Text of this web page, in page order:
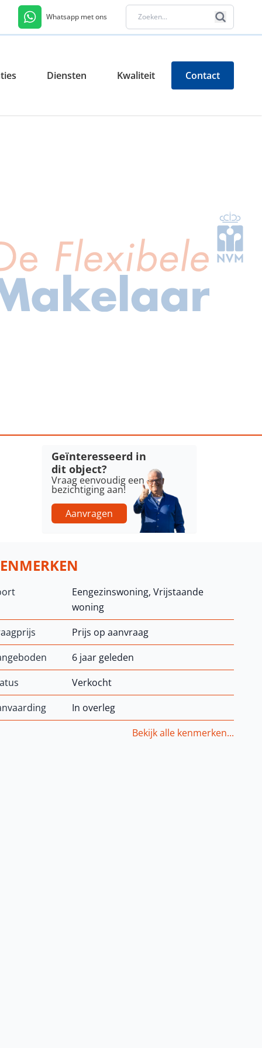
Whatsapp met ons
Diensten Kwaliteit Contact
Geïnteresseerd in
dit object?
Vraag eenvoudig een
bezichtiging aan!
Aanvragen
Eengezinswoning, Vrijstaande
woning
Prijs op aanvraag
6 jaar geleden
Verkocht
In overleg
Bekijk alle kenmerken...